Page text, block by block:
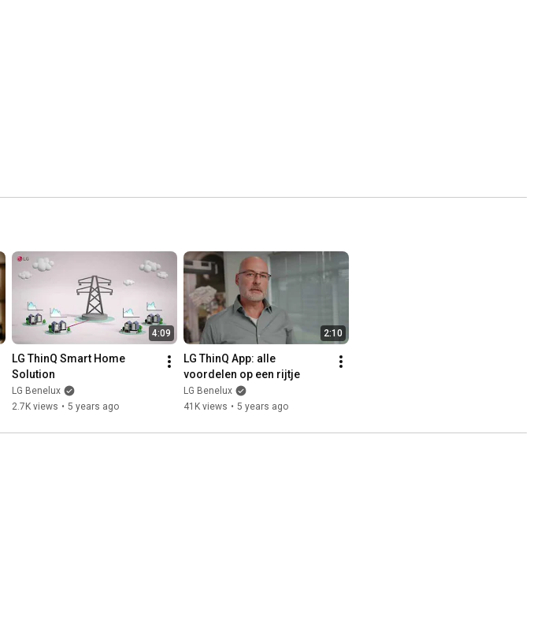
4:09
LG ThinQ Smart Home
Solution
LG Benelux
2.7K views • 5 years ago
2:10
LG ThinQ App: alle
voordelen op een rijtje
LG Benelux
41K views • 5 years ago